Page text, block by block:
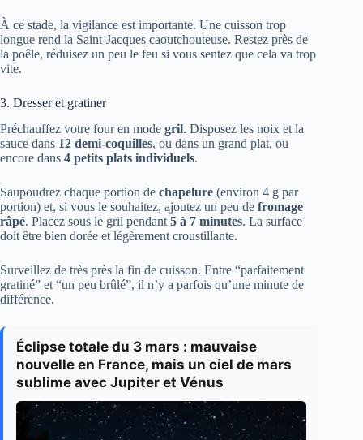
À ce stade, la vigilance est importante. Une cuisson trop
longue rend la Saint-Jacques caoutchouteuse. Restez près de
la poêle, réduisez un peu le feu si vous sentez que cela va trop
vite.
3. Dresser et gratiner
Préchauffez votre four en mode gril. Disposez les noix et la
sauce dans 12 demi-coquilles, ou dans un grand plat, ou
encore dans 4 petits plats individuels.
Saupoudrez chaque portion de chapelure (environ 4 g par
portion) et, si vous le souhaitez, ajoutez un peu de fromage
râpé. Placez sous le gril pendant5 à 7 minutes. La surface
doit être bien dorée et légèrement croustillante.
Surveillez de très près la fin de cuisson. Entre “parfaitement
gratiné” et “un peu brûlé”, il n’y a parfois qu’une minute de
différence.
Éclipse totale du 3 mars : mauvaise
nouvelle en France, mais un ciel de mars
sublime avec Jupiter et Vénus